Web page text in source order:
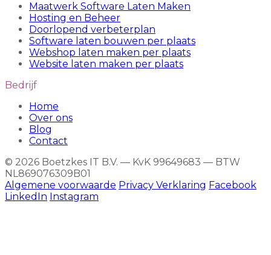
Maatwerk Software Laten Maken
Hosting en Beheer
Doorlopend verbeterplan
Software laten bouwen per plaats
Webshop laten maken per plaats
Website laten maken per plaats
Bedrijf
Home
Over ons
Blog
Contact
© 2026 Boetzkes IT B.V. — KvK 99649683 — BTW
NL869076309B01
Algemene voorwaarde Privacy Verklaring Facebook
LinkedIn Instagram